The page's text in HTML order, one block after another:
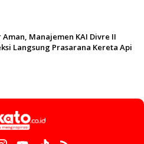
Aman, Manajemen KAI Divre II
Langsung Prasarana Kereta Api